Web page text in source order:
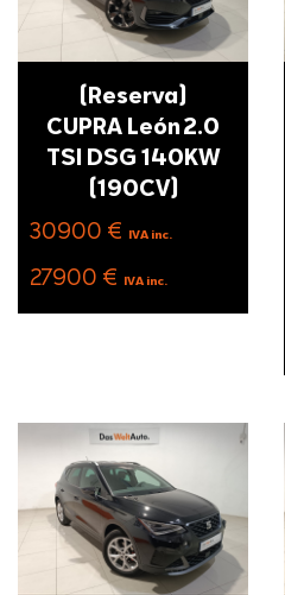
(Reserva)
CUPRA León 2.0
TSI DSG 140KW
(190CV)
30900 € IVA inc.
27900 € IVA inc.